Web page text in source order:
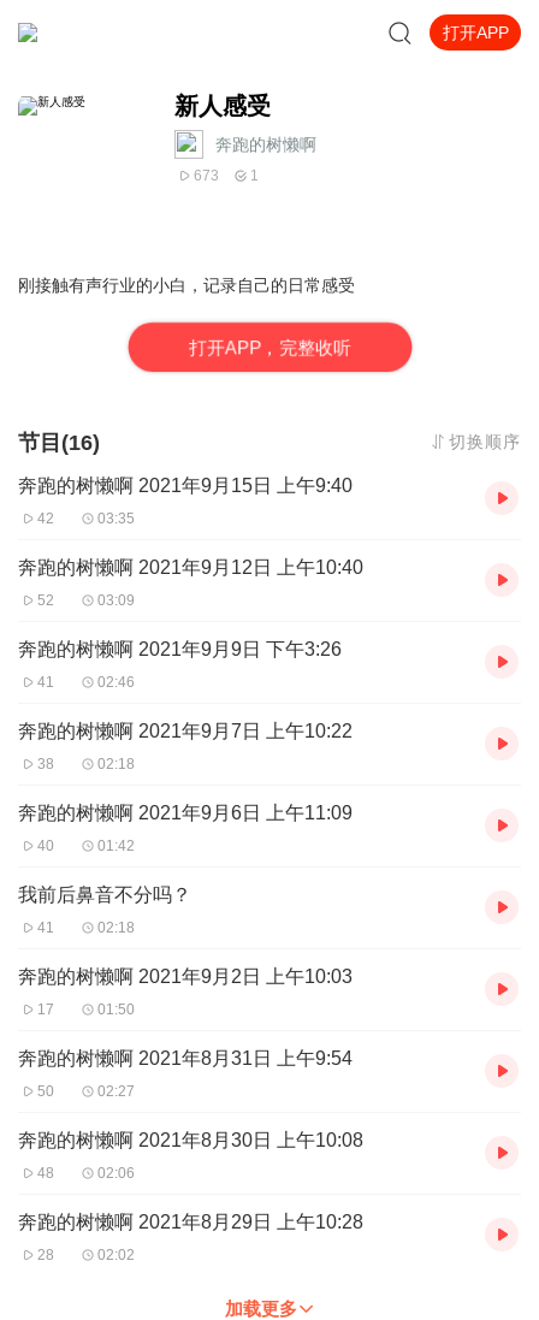
打开APP
新人感受
奔跑的树懒啊
673 1
刚接触有声行业的小白，记录自己的日常感受
打开APP，完整收听
节目(16) 切换顺序
奔跑的树懒啊 2021年9月15日 上午9:40
42 03:35
奔跑的树懒啊 2021年9月12日 上午10:40
52 03:09
奔跑的树懒啊 2021年9月9日 下午3:26
41 02:46
奔跑的树懒啊 2021年9月7日 上午10:22
38 02:18
奔跑的树懒啊 2021年9月6日 上午11:09
40 01:42
我前后鼻音不分吗？
41 02:18
奔跑的树懒啊 2021年9月2日 上午10:03
17 01:50
奔跑的树懒啊 2021年8月31日 上午9:54
50 02:27
奔跑的树懒啊 2021年8月30日 上午10:08
48 02:06
奔跑的树懒啊 2021年8月29日 上午10:28
28 02:02
加载更多